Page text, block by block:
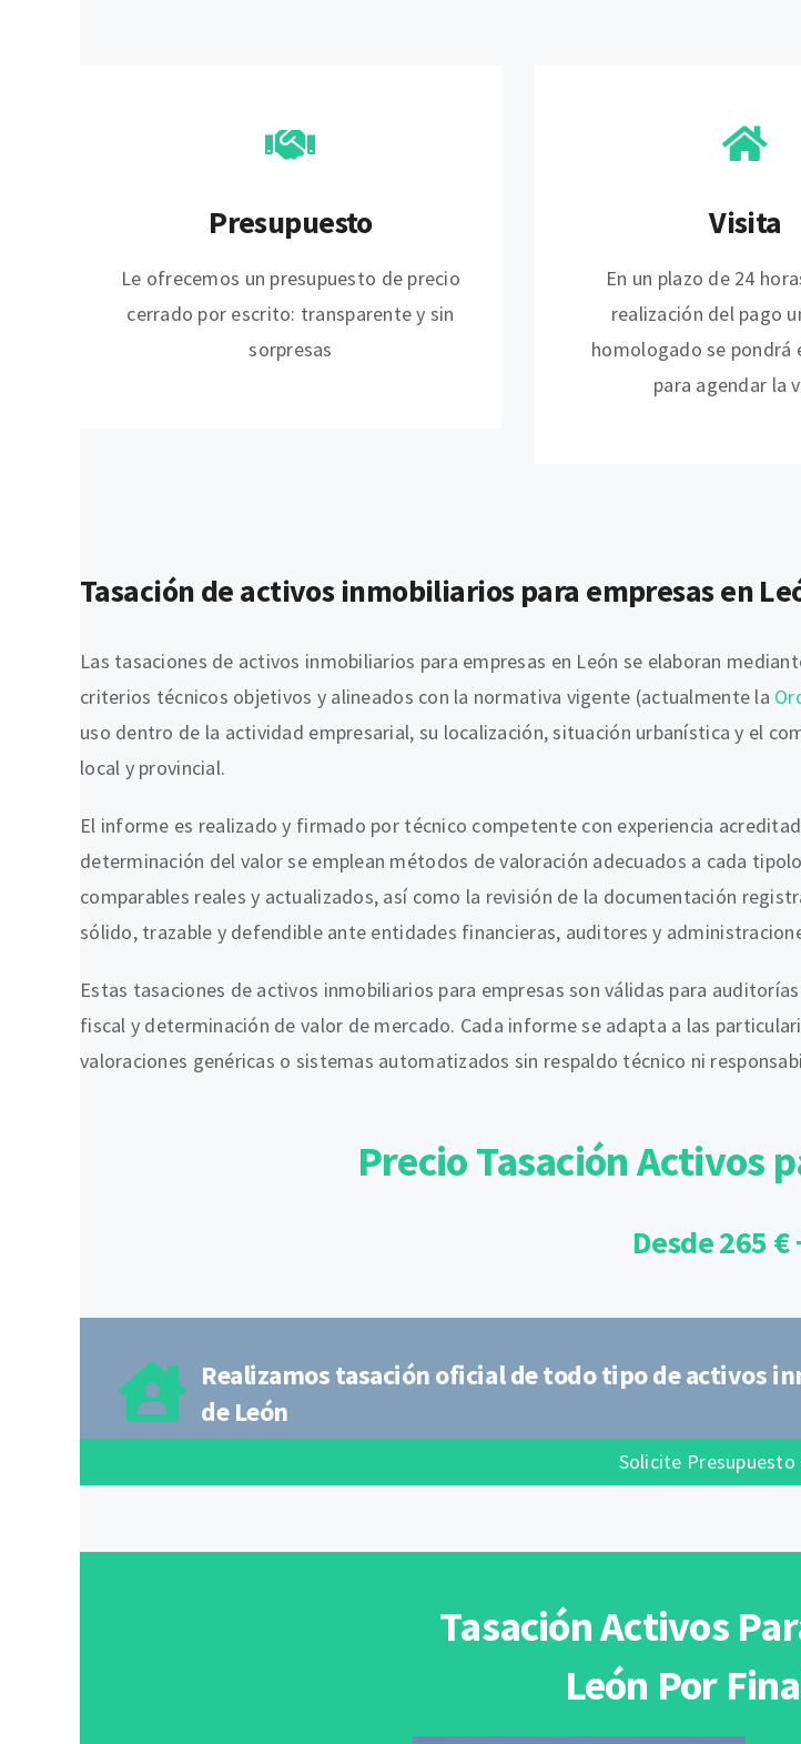
Presupuesto
Le ofrecemos un presupuesto de precio
cerrado por escrito: transparente y sin
sorpresas
Visita
En un plazo de 24
realización del pago
homologado se pondrá
para agendar la
Tasación de activos inmobiliarios para empresas en
Las tasaciones de activos inmobiliarios para empresas en León se elaboran
criterios técnicos objetivos y alineados con la normativa vigente (actualmente la
uso dentro de la actividad empresarial, su localización, situación urbanística y el
local y provincial.
El informe es realizado y firmado por técnico competente con experiencia
determinación del valor se emplean métodos de valoración adecuados a cada
comparables reales y actualizados, así como la revisión de la documentación
sólido, trazable y defendible ante entidades financieras, auditores y
Estas tasaciones de activos inmobiliarios para empresas son válidas para
fiscal y determinación de valor de mercado. Cada informe se adapta a las
valoraciones genéricas o sistemas automatizados sin respaldo técnico ni
Precio Tasación Activos
Desde 265 €
Realizamos tasación oficial de todo tipo de activos
de León
Solicite Presupuesto
Tasación Activos
León Por